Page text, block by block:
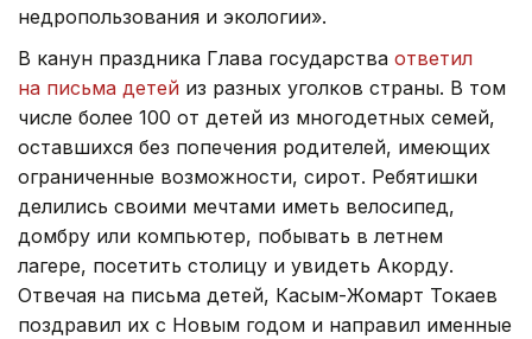
недропользования и экологии».
В канун праздника Глава государства ответил
на письма детей из разных уголков страны. В том
числе более 100 от детей из многодетных семей,
оставшихся без попечения родителей, имеющих
ограниченные возможности, сирот. Ребятишки
делились своими мечтами иметь велосипед,
домбру или компьютер, побывать в летнем
лагере, посетить столицу и увидеть Акорду.
Отвечая на письма детей, Касым-Жомарт Токаев
поздравил их с Новым годом и направил именные